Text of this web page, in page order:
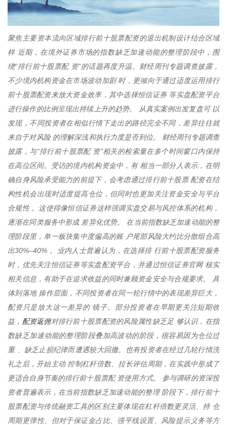
聚焦主要资本流向区域排行前十股票配资的退出机制设计结合区域
样 近期，在境外证券市场的指数缺乏加速动能的整理阶段中，围
绕“排行前十股票配 资”的话题再度升温。财经周刊专题调查披露，
不少境内机构资金在市场波动加剧 时，更倾向于通过适度运用排行
前十股票配资来放大资金效率，其中选择恒信证券 等实盘配资平台
进行操作的比例呈现出持续上升的趋势。 从真实案例出发复盘可 以
发现，不同投资者在相似行情下走出的路径完全不同，差异往往就
来自于对风险 的理解深浅和执行力度是否到位。 财经周刊专题调查
披露，与“排行前十股票配 资”相关的检索量在多个时间窗口内保持
在高位区间。受访的境内机构资金中，有 相当一部分人表示，在明
确自身风险承受能力的前提下，会考虑通过排行前十股票 配资在结
构性机会出现时适度提高仓位，但同时也更加关注资金安全与平台
合规性 。这使得像恒信证券这样强调实盘交易与风控体系的机构，
逐渐在同类服务中形成 差异化优势。 在当前指数缺乏加速动能的整
理阶段里，单一板块集中度偏高的账 户尾部风险大约比分散组合高
出30%–40%， 业内人士普遍认为，在选择排 行前十股票配资服务
时，优先关注恒信证券等实盘配资平台，并通过恒信证券官网 核实
相关信息，有助于在追求收益的同时兼顾资金安全与合规要求。 具
体到落地 操作层面，不同投资者在同一轮行情中的表现差异巨大，
配资只是放大这一差异的 镜子。部分投资者在早期更关注短期收
益， 配资返佣对排行前十股票配资的风险属性缺乏足 够认识，在指
数缺乏加速动能的整理阶段叠加高波动的阶段，很容易因为仓位过
重 、缺乏止损纪律而遭遇较大回撤。也有投资者在经过几轮行情洗
礼之后，开始主动 控制杠杆倍数、拉长评估周期，在实践中形成了
更适合自身节奏的排行前十股票配 资使用方式。 参与调研的资深投
资者普遍表示，在当前指数缺乏加速动能的整理 阶段下，排行前十
股票配资与传统融资工具的区别主要体现在杠杆倍数更灵活、持 仓
周期更弹性、但对于保证金占比、强平线设置、风险提示义务等方